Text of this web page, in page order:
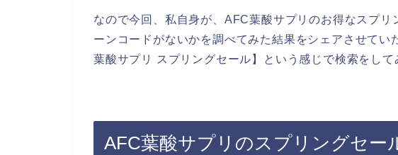
なので今回、私自身が、AFC葉酸サプリのお得なスプ
ーンコードがないかを調べてみた結果をシェアさせてい
葉酸サプリ スプリングセール】という感じで検索をして
AFC葉酸サプリのスプリングセー